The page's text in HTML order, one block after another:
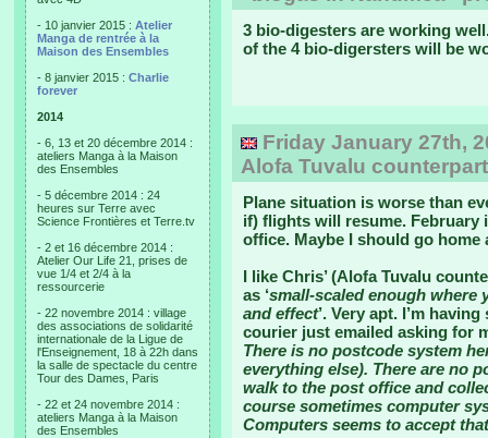
- 10 janvier 2015 : Atelier
Manga de rentrée à la
Maison des Ensembles
- 8 janvier 2015 : Charlie
forever
2014
- 6, 13 et 20 décembre 2014 :
ateliers Manga à la Maison
des Ensembles
- 5 décembre 2014 : 24
heures sur Terre avec
Science Frontières et Terre.tv
- 2 et 16 décembre 2014 :
Atelier Our Life 21, prises de
vue 1/4 et 2/4 à la
ressourcerie
- 22 novembre 2014 : village
des associations de solidarité
internationale de la Ligue de
l'Enseignement, 18 à 22h dans
la salle de spectacle du centre
Tour des Dames, Paris
- 22 et 24 novembre 2014 :
ateliers Manga à la Maison
des Ensembles
3 bio-digesters are working
of the 4 bio-digersters will be
Friday January 27th,
Alofa Tuvalu
Plane situation is worse than
if) flights will resume. February
office. Maybe I should go home
I like Chris’ (Alofa Tuvalu
as ‘small-scaled enough where
and effect’. Very apt. I’m
courier just emailed asking for
There is no postcode system
everything else). There are no
walk to the post office and
course sometimes computer
Computers seems to accept